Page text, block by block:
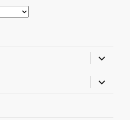
almenü
almenü